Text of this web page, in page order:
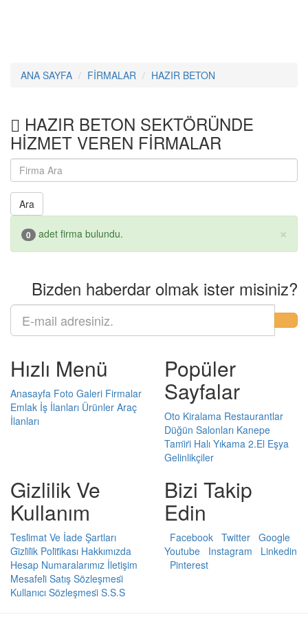
ANA SAYFA FİRMALAR HAZIR BETON
HAZIR BETON SEKTÖRÜNDE
HİZMET VEREN FİRMALAR
Ara
×
0 adet firma bulundu.
Bizden haberdar olmak ister misiniz?
Hızlı Menü
Anasayfa Foto Galeri Firmalar
Emlak İş İlanları Ürünler Araç
İlanları
Popüler
Sayfalar
Oto Kiralama Restaurantlar
Düğün Salonları Kanepe
Tami̇ri̇ Halı Yıkama 2.El Eşya
Gelinlikçiler
Gizlilik Ve
Kullanım
Tesli̇mat Ve İade Şartları
Gi̇zli̇li̇k Poli̇ti̇kası Hakkımızda
Hesap Numaralarımız İletişim
Mesafeli̇ Satış Sözleşmesi̇
Kullanıcı Sözleşmesi̇ S.S.S
Bizi Takip
Edin
Facebook Twitter Google
Youtube
Instagram
Linkedin
Pinterest